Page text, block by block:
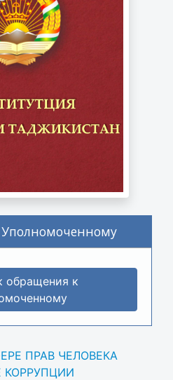
обращения к
ПРАВ ЧЕЛОВЕКА
КОРРУПЦИИ